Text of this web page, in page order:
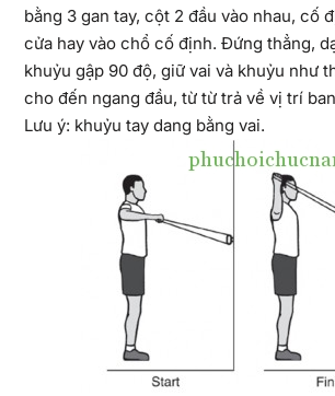
bằng 3 gan tay, cột 2 đầu vào nhau, cố
cửa hay vào chổ cố định. Đứng thẳng,
khuỷu gập 90 độ, giữ vai và khuỷu như
cho đến ngang đầu, từ từ trả về vị trí
Lưu ý: khuỷu tay dang bằng vai.